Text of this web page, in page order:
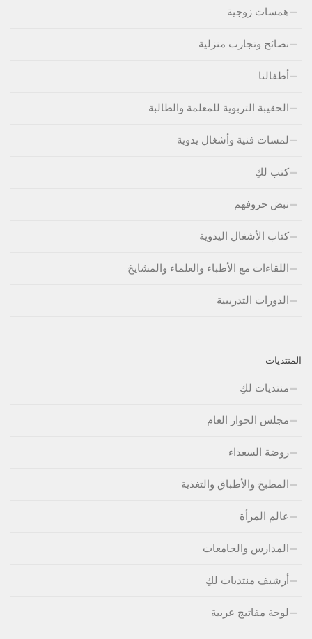
همسات زوجية
نصائح وتجارب منزلية
أطفالنا
الحقيبة التربوية للمعلمة والطالبة
لمسات فنية وأشغال يدوية
كتب لكِ
نبض حروفهم
كتاب الأشغال اليدوية
اللقاءات مع الأطباء والعلماء والمشايخ
الدورات التدريبية
المنتديات
منتديات لكِ
مجلس الحوار العام
روضة السعداء
المطبخ والأطباق والتغذية
عالم المرأة
المدارس والجامعات
أرشيف منتديات لكِ
لوحة مفاتيج عربية